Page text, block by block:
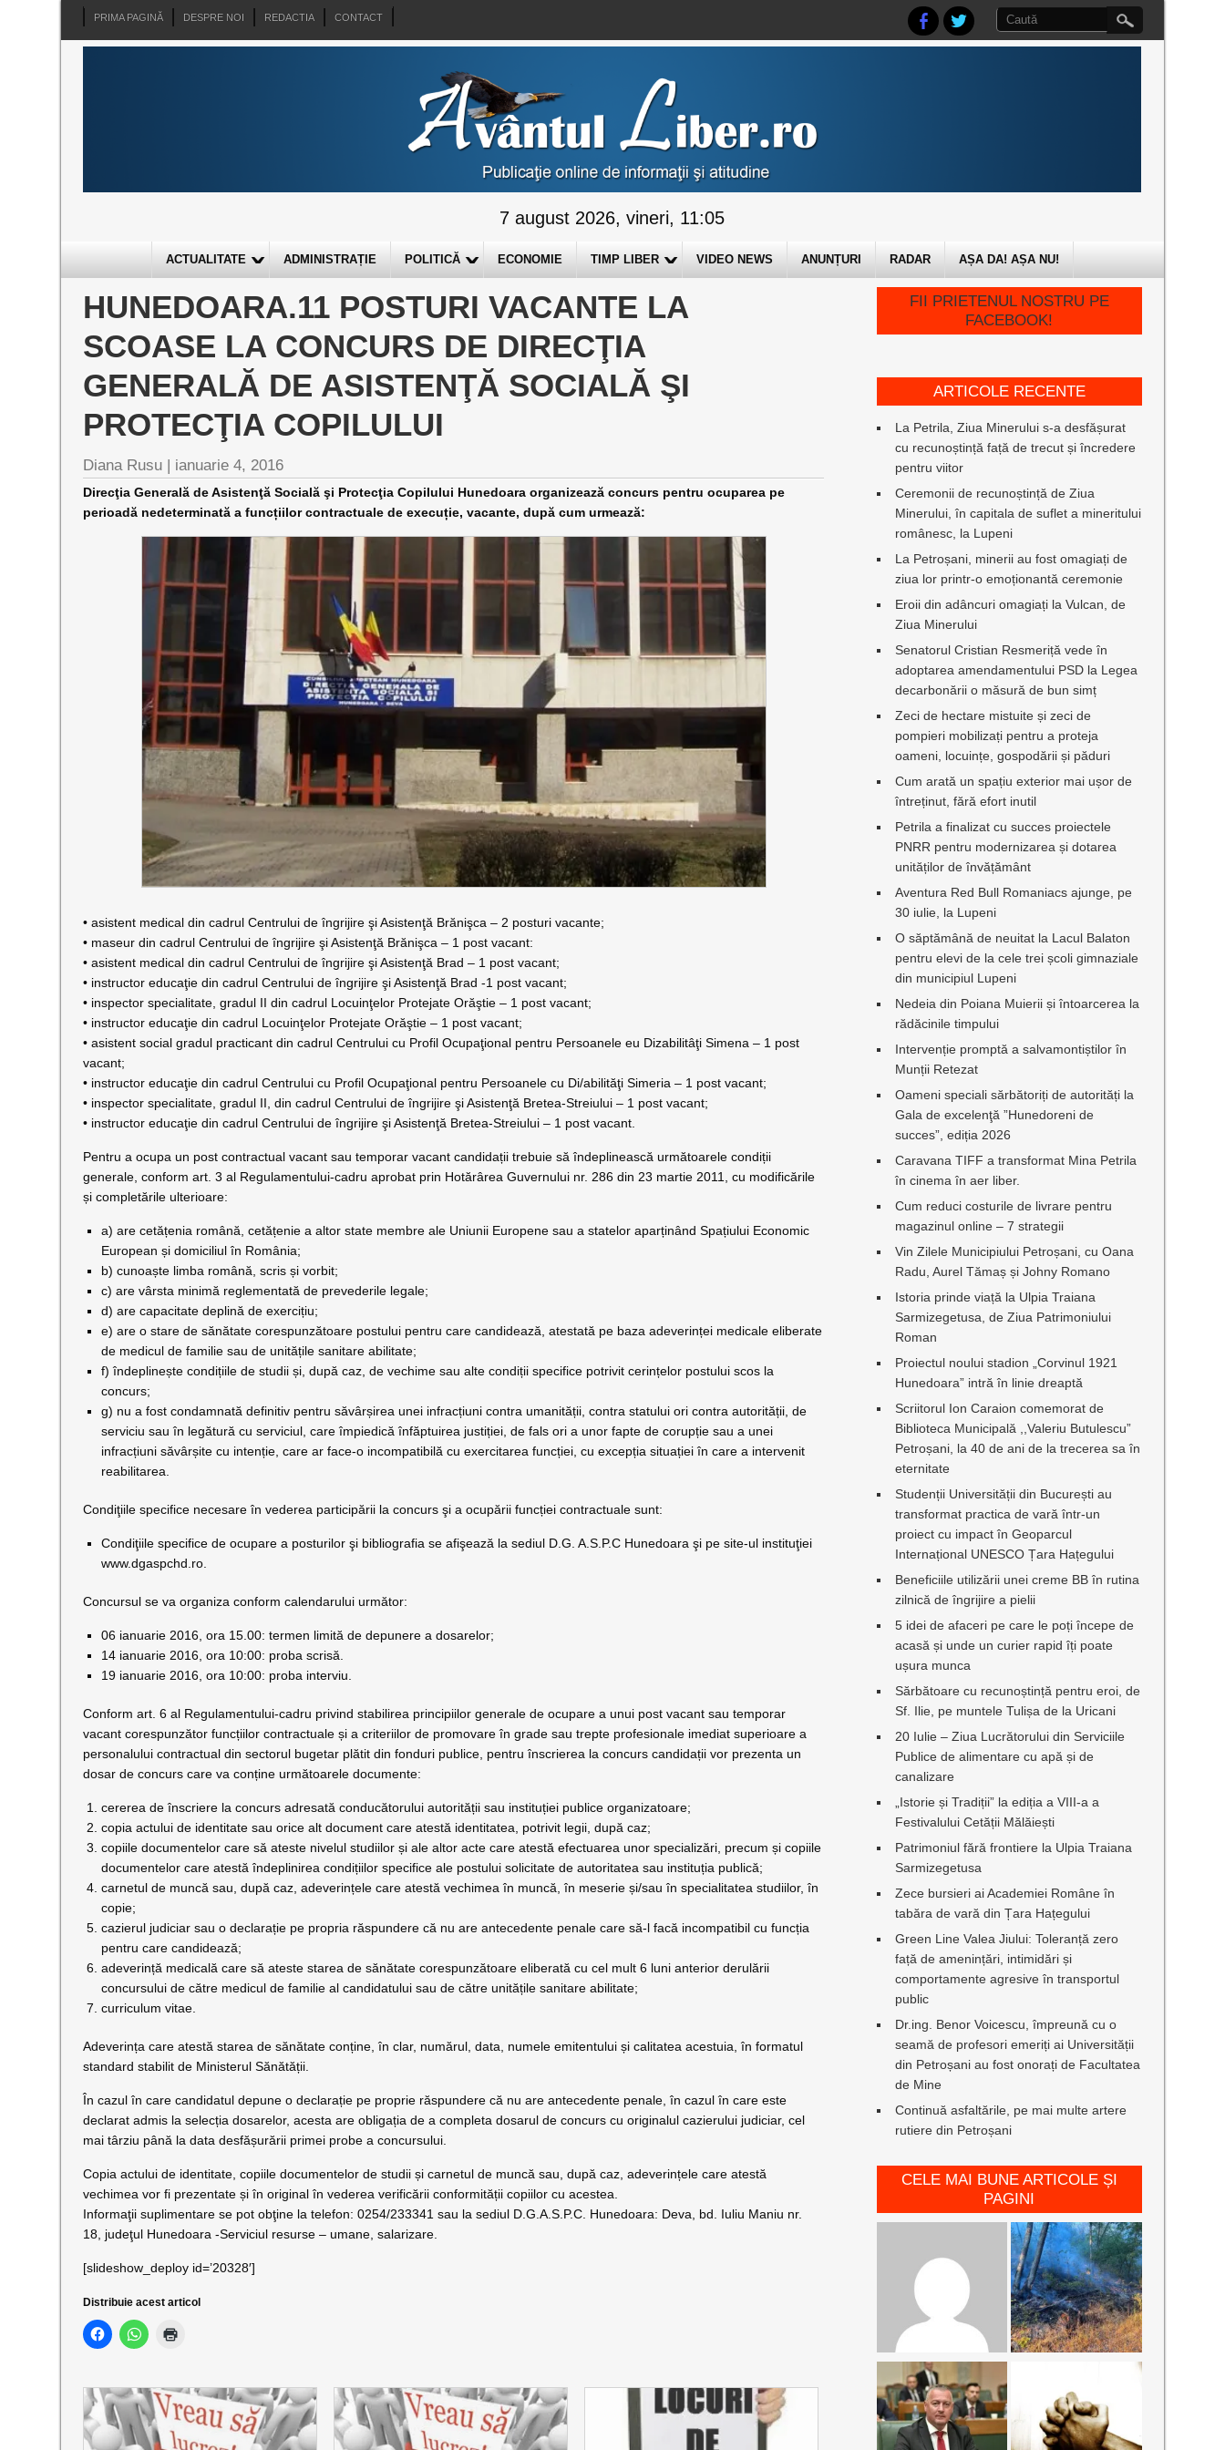
PRIMA PAGINĂ DESPRE NOI REDACTIA CONTACT
7 august 2026, vineri, 11:05
ACTUALITATE ADMINISTRAȚIE POLITICĂ ECONOMIE TIMP LIBER VIDEO NEWS ANUNȚURI RADAR AȘA DA! AȘA NU!
HUNEDOARA.11 POSTURI VACANTE LA
SCOASE LA CONCURS DE DIRECŢIA
GENERALĂ DE ASISTENŢĂ SOCIALĂ ŞI
PROTECŢIA COPILULUI
Diana Rusu | ianuarie 4, 2016
Direcţia Generală de Asistenţă Socială şi Protecţia Copilului Hunedoara organizează concurs pentru ocuparea pe
perioadă nedeterminată a funcțiilor contractuale de execuție, vacante, după cum urmează:
• asistent medical din cadrul Centrului de îngrijire şi Asistenţă Brănişca – 2 posturi vacante;
• maseur din cadrul Centrului de îngrijire şi Asistenţă Brănişca – 1 post vacant:
• asistent medical din cadrul Centrului de îngrijire şi Asistenţă Brad – 1 post vacant;
• instructor educaţie din cadrul Centrului de îngrijire şi Asistenţă Brad -1 post vacant;
• inspector specialitate, gradul II din cadrul Locuinţelor Protejate Orăştie – 1 post vacant;
• instructor educaţie din cadrul Locuinţelor Protejate Orăştie – 1 post vacant;
• asistent social gradul practicant din cadrul Centrului cu Profil Ocupaţional pentru Persoanele eu Dizabilitâţi Simena – 1 post
vacant;
• instructor educaţie din cadrul Centrului cu Profil Ocupaţional pentru Persoanele cu Di/abilităţi Simeria – 1 post vacant;
• inspector specialitate, gradul II, din cadrul Centrului de îngrijire şi Asistenţă Bretea-Streiului – 1 post vacant;
• instructor educaţie din cadrul Centrului de îngrijire şi Asistenţă Bretea-Streiului – 1 post vacant.
Pentru a ocupa un post contractual vacant sau temporar vacant candidații trebuie să îndeplinească următoarele condiții
generale, conform art. 3 al Regulamentului-cadru aprobat prin Hotărârea Guvernului nr. 286 din 23 martie 2011, cu modificările
și completările ulterioare:
a) are cetățenia română, cetățenie a altor state membre ale Uniunii Europene sau a statelor aparținând Spațiului Economic
European și domiciliul în România;
b) cunoaște limba română, scris și vorbit;
c) are vârsta minimă reglementată de prevederile legale;
d) are capacitate deplină de exercițiu;
e) are o stare de sănătate corespunzătoare postului pentru care candidează, atestată pe baza adeverinței medicale eliberate
de medicul de familie sau de unitățile sanitare abilitate;
f) îndeplinește condițiile de studii și, după caz, de vechime sau alte condiții specifice potrivit cerințelor postului scos la
concurs;
g) nu a fost condamnată definitiv pentru săvârșirea unei infracțiuni contra umanității, contra statului ori contra autorității, de
serviciu sau în legătură cu serviciul, care împiedică înfăptuirea justiției, de fals ori a unor fapte de corupție sau a unei
infracțiuni săvârșite cu intenție, care ar face-o incompatibilă cu exercitarea funcției, cu excepția situației în care a intervenit
reabilitarea.
Condiţiile specifice necesare în vederea participării la concurs şi a ocupării funcției contractuale sunt:
Condiţiile specifice de ocupare a posturilor şi bibliografia se afişează la sediul D.G. A.S.P.C Hunedoara şi pe site-ul instituţiei
www.dgaspchd.ro.
Concursul se va organiza conform calendarului următor:
06 ianuarie 2016, ora 15.00: termen limită de depunere a dosarelor;
14 ianuarie 2016, ora 10:00: proba scrisă.
19 ianuarie 2016, ora 10:00: proba interviu.
Conform art. 6 al Regulamentului-cadru privind stabilirea principiilor generale de ocupare a unui post vacant sau temporar
vacant corespunzător funcțiilor contractuale și a criteriilor de promovare în grade sau trepte profesionale imediat superioare a
personalului contractual din sectorul bugetar plătit din fonduri publice, pentru înscrierea la concurs candidații vor prezenta un
dosar de concurs care va conține următoarele documente:
cererea de înscriere la concurs adresată conducătorului autorității sau instituției publice organizatoare;
copia actului de identitate sau orice alt document care atestă identitatea, potrivit legii, după caz;
copiile documentelor care să ateste nivelul studiilor și ale altor acte care atestă efectuarea unor specializări, precum și copiile
documentelor care atestă îndeplinirea condițiilor specifice ale postului solicitate de autoritatea sau instituția publică;
carnetul de muncă sau, după caz, adeverințele care atestă vechimea în muncă, în meserie și/sau în specialitatea studiilor, în
copie;
cazierul judiciar sau o declarație pe propria răspundere că nu are antecedente penale care să-l facă incompatibil cu funcția
pentru care candidează;
adeverință medicală care să ateste starea de sănătate corespunzătoare eliberată cu cel mult 6 luni anterior derulării
concursului de către medicul de familie al candidatului sau de către unitățile sanitare abilitate;
curriculum vitae.
Adeverința care atestă starea de sănătate conține, în clar, numărul, data, numele emitentului și calitatea acestuia, în formatul
standard stabilit de Ministerul Sănătății.
În cazul în care candidatul depune o declarație pe proprie răspundere că nu are antecedente penale, în cazul în care este
declarat admis la selecția dosarelor, acesta are obligația de a completa dosarul de concurs cu originalul cazierului judiciar, cel
mai târziu până la data desfășurării primei probe a concursului.
Copia actului de identitate, copiile documentelor de studii și carnetul de muncă sau, după caz, adeverințele care atestă
vechimea vor fi prezentate și în original în vederea verificării conformității copiilor cu acestea.
Informaţii suplimentare se pot obţine la telefon: 0254/233341 sau la sediul D.G.A.S.P.C. Hunedoara: Deva, bd. Iuliu Maniu nr.
18, judeţul Hunedoara -Serviciul resurse – umane, salarizare.
[slideshow_deploy id=’20328′]
Distribuie acest articol
FII PRIETENUL NOSTRU PE
FACEBOOK!
ARTICOLE RECENTE
La Petrila, Ziua Minerului s-a desfășurat
cu recunoștință față de trecut și încredere
pentru viitor
Ceremonii de recunoștință de Ziua
Minerului, în capitala de suflet a mineritului
românesc, la Lupeni
La Petroșani, minerii au fost omagiați de
ziua lor printr-o emoționantă ceremonie
Eroii din adâncuri omagiați la Vulcan, de
Ziua Minerului
Senatorul Cristian Resmeriță vede în
adoptarea amendamentului PSD la Legea
decarbonării o măsură de bun simț
Zeci de hectare mistuite și zeci de
pompieri mobilizați pentru a proteja
oameni, locuințe, gospodării și păduri
Cum arată un spațiu exterior mai ușor de
întreținut, fără efort inutil
Petrila a finalizat cu succes proiectele
PNRR pentru modernizarea și dotarea
unităților de învățământ
Aventura Red Bull Romaniacs ajunge, pe
30 iulie, la Lupeni
O săptămână de neuitat la Lacul Balaton
pentru elevi de la cele trei școli gimnaziale
din municipiul Lupeni
Nedeia din Poiana Muierii și întoarcerea la
rădăcinile timpului
Intervenție promptă a salvamontiștilor în
Munții Retezat
Oameni speciali sărbătoriți de autorități la
Gala de excelenţă ”Hunedoreni de
succes”, ediția 2026
Caravana TIFF a transformat Mina Petrila
în cinema în aer liber.
Cum reduci costurile de livrare pentru
magazinul online – 7 strategii
Vin Zilele Municipiului Petroșani, cu Oana
Radu, Aurel Tămaș și Johny Romano
Istoria prinde viață la Ulpia Traiana
Sarmizegetusa, de Ziua Patrimoniului
Roman
Proiectul noului stadion „Corvinul 1921
Hunedoara” intră în linie dreaptă
Scriitorul Ion Caraion comemorat de
Biblioteca Municipală ,,Valeriu Butulescu”
Petroșani, la 40 de ani de la trecerea sa în
eternitate
Studenții Universității din București au
transformat practica de vară într-un
proiect cu impact în Geoparcul
Internațional UNESCO Țara Hațegului
Beneficiile utilizării unei creme BB în rutina
zilnică de îngrijire a pielii
5 idei de afaceri pe care le poți începe de
acasă și unde un curier rapid îți poate
ușura munca
Sărbătoare cu recunoștință pentru eroi, de
Sf. Ilie, pe muntele Tulișa de la Uricani
20 Iulie – Ziua Lucrătorului din Serviciile
Publice de alimentare cu apă și de
canalizare
„Istorie și Tradiții” la ediția a VIII-a a
Festivalului Cetății Mălăiești
Patrimoniul fără frontiere la Ulpia Traiana
Sarmizegetusa
Zece bursieri ai Academiei Române în
tabăra de vară din Țara Hațegului
Green Line Valea Jiului: Toleranță zero
față de amenințări, intimidări și
comportamente agresive în transportul
public
Dr.ing. Benor Voicescu, împreună cu o
seamă de profesori emeriți ai Universității
din Petroșani au fost onorați de Facultatea
de Mine
Continuă asfaltările, pe mai multe artere
rutiere din Petroșani
CELE MAI BUNE ARTICOLE ȘI
PAGINI